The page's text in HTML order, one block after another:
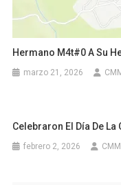
Hermano M4t#0 A Su
marzo 21, 2026
Celebraron El Día De
febrero 2, 2026 CMM